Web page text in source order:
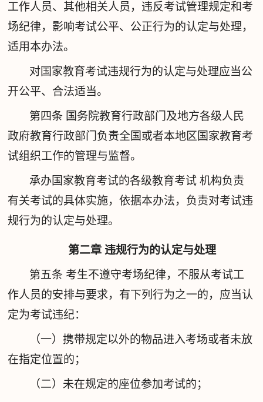
工作人员、其他相关人员，违反考试管理规定和考
场纪律，影响考试公平、公正行为的认定与处理，
适用本办法。
对国家教育考试违规行为的认定与处理应当公
开公平、合法适当。
第四条 国务院教育行政部门及地方各级人民
政府教育行政部门负责全国或者本地区国家教育考
试组织工作的管理与监督。
承办国家教育考试的各级教育考试 机构负责
有关考试的具体实施，依据本办法，负责对考试违
规行为的认定与处理。
第二章 违规行为的认定与处理
第五条 考生不遵守考场纪律，不服从考试工
作人员的安排与要求，有下列行为之一的，应当认
定为考试违纪：
（一）携带规定以外的物品进入考场或者未放
在指定位置的；
（二）未在规定的座位参加考试的；